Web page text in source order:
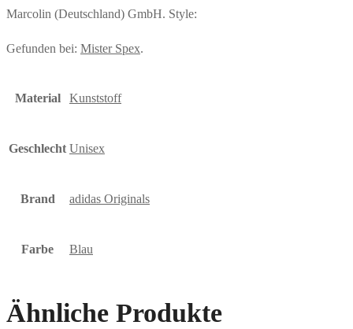
Marcolin (Deutschland) GmbH. Style:
Gefunden bei: Mister Spex.
Material Kunststoff
Geschlecht Unisex
Brand adidas Originals
Farbe Blau
Ähnliche Produkte